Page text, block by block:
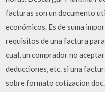
facturas son un documento
económicos. Es de suma
requisitos de una factura
cual, un comprador no
deducciones, etc. si una
sobre formato cotizacion